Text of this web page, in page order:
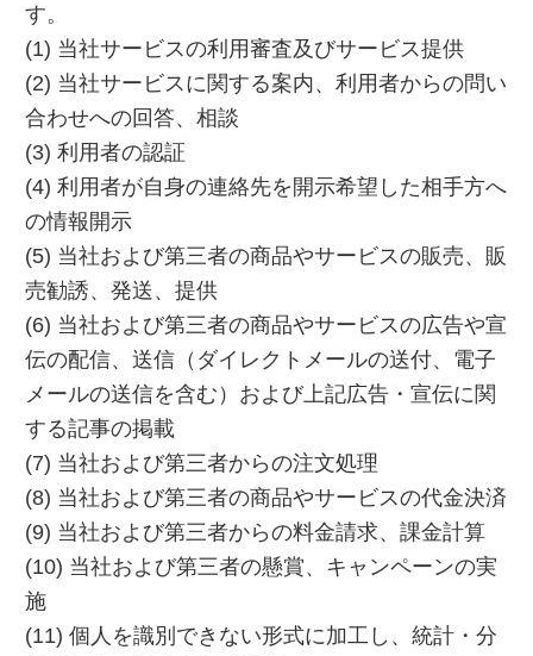
す。
(1) 当社サービスの利用審査及びサービス提供
(2) 当社サービスに関する案内、利用者からの問い
合わせへの回答、相談
(3) 利用者の認証
(4) 利用者が自身の連絡先を開示希望した相手方へ
の情報開示
(5) 当社および第三者の商品やサービスの販売、販
売勧誘、発送、提供
(6) 当社および第三者の商品やサービスの広告や宣
伝の配信、送信（ダイレクトメールの送付、電子
メールの送信を含む）および上記広告・宣伝に関
する記事の掲載
(7) 当社および第三者からの注文処理
(8) 当社および第三者の商品やサービスの代金決済
(9) 当社および第三者からの料金請求、課金計算
(10) 当社および第三者の懸賞、キャンペーンの実
施
(11) 個人を識別できない形式に加工し、統計・分